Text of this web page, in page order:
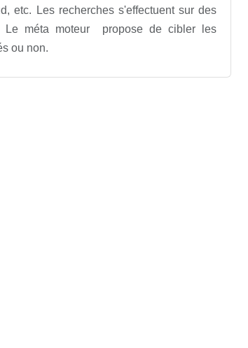
etc. Les recherches s'effectuent sur des
Le méta moteur propose de cibler les
ou non.